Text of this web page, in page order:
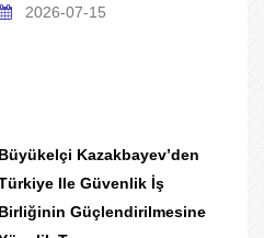
2026-07-15
Büyükelçi Kazakbayev’den
Ile Güvenlik İş
Birliğinin Güçlendirilmesine